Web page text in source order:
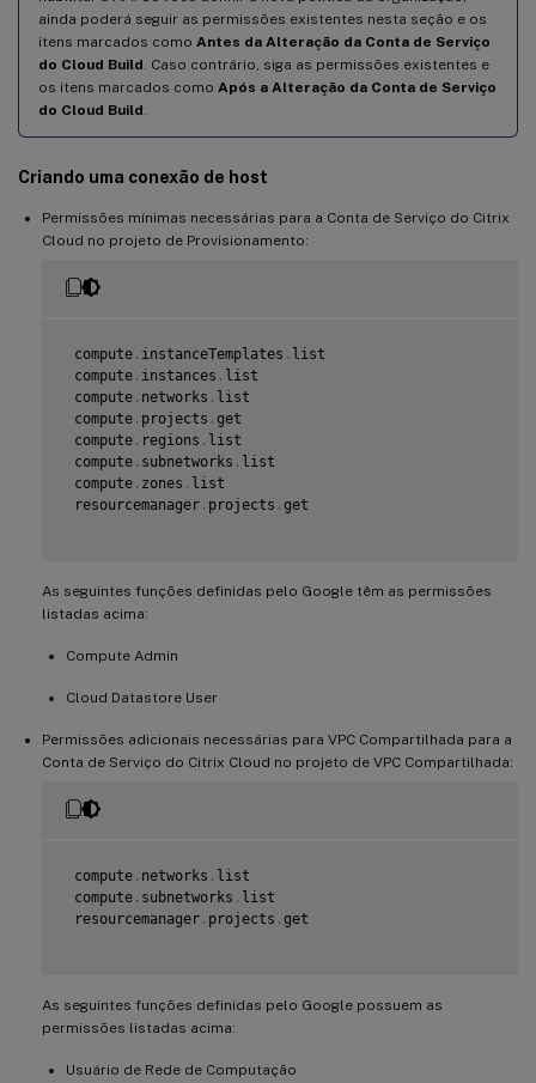
ainda poderá seguir as permissões existentes nesta seção e os
itens marcados como Antes da Alteração da Conta de Serviço
do Cloud Build . Caso contrário, siga as permissões existentes e
os itens marcados como Após a Alteração da Conta de Serviço
do Cloud Build
Criando uma conexão de host
Permissões mínimas necessárias para a Conta de Serviço do Citrix
Cloud no projeto de Provisionamento:
compute . instanceTemplates . list
compute . instances . list
compute . networks . list
compute . projects . get
compute . regions . list
compute . subnetworks . list
compute . zones . list
resourcemanager . projects . get
As seguintes funções definidas pelo Google têm as permissões
listadas acima:
Compute Admin
Cloud Datastore User
Permissões adicionais necessárias para VPC Compartilhada para a
Conta de Serviço do Citrix Cloud no projeto de VPC Compartilhada:
compute . networks . list
compute . subnetworks . list
resourcemanager . projects . get
As seguintes funções definidas pelo Google possuem as
permissões listadas acima:
Usuário de Rede de Computação